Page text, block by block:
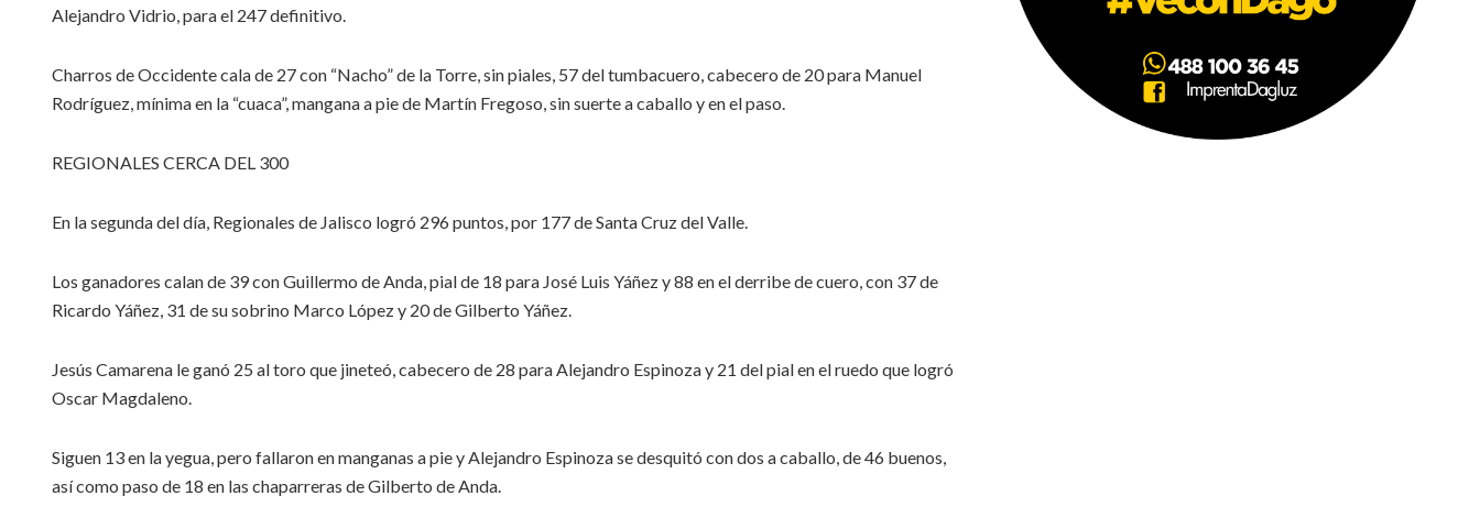
Alejandro Vidrio, para el 247 definitivo.
Charros de Occidente cala de 27 con “Nacho” de la Torre, sin piales, 57 del tumbacuero, cabecero de 20 para Manuel
Rodríguez, mínima en la “cuaca”, mangana a pie de Martín Fregoso, sin suerte a caballo y en el paso.
REGIONALES CERCA DEL 300
En la segunda del día, Regionales de Jalisco logró 296 puntos, por 177 de Santa Cruz del Valle.
Los ganadores calan de 39 con Guillermo de Anda, pial de 18 para José Luis Yáñez y 88 en el derribe de cuero, con 37 de
Ricardo Yáñez, 31 de su sobrino Marco López y 20 de Gilberto Yáñez.
Jesús Camarena le ganó 25 al toro que jineteó, cabecero de 28 para Alejandro Espinoza y 21 del pial en el ruedo que logró
Oscar Magdaleno.
Siguen 13 en la yegua, pero fallaron en manganas a pie y Alejandro Espinoza se desquitó con dos a caballo, de 46 buenos,
así como paso de 18 en las chaparreras de Gilberto de Anda.